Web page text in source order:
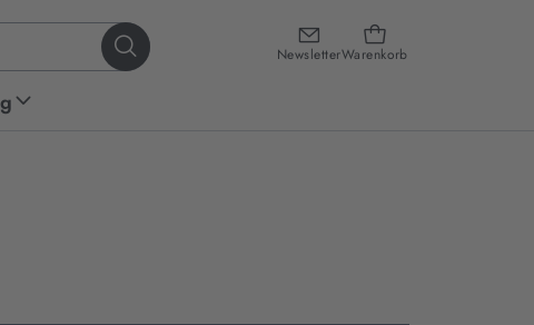
NewsletterWarenkorb